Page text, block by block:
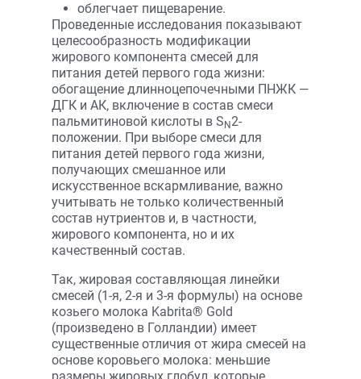
облегчает пищеварение.
Проведенные исследования показывают
целесообразность модификации
жирового компонента смесей для
питания детей первого года жизни:
обогащение длинноцепочечными ПНЖК —
ДГК и АК, включение в состав смеси
пальмитиновой кислоты в S N 2-
положении. При выборе смеси для
питания детей первого года жизни,
получающих смешанное или
искусственное вскармливание, важно
учитывать не только количественный
состав нутриентов и, в частности,
жирового компонента, но и их
качественный состав.
Так, жировая составляющая линейки
смесей (1-я, 2-я и 3-я формулы) на основе
козьего молока Kabrita® Gold
(произведено в Голландии) имеет
существенные отличия от жира смесей на
основе коровьего молока: меньшие